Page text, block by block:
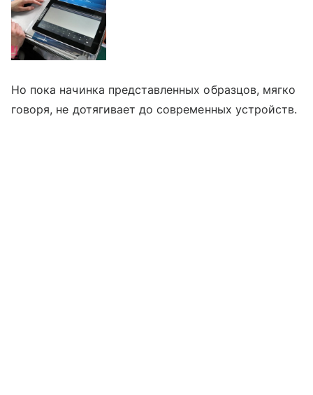
Но пока начинка представленных образцов, мягко
говоря, не дотягивает до современных устройств.